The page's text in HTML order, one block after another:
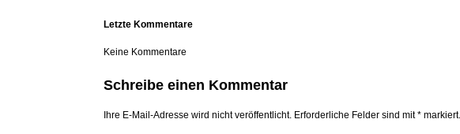
Letzte Kommentare
Keine Kommentare
Schreibe einen Kommentar
Ihre E-Mail-Adresse wird nicht veröffentlicht. Erforderliche Felder sind mit * markiert.